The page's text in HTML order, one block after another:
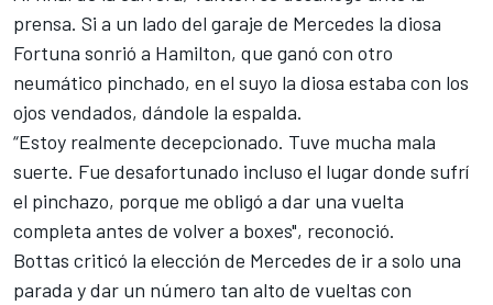
prensa. Si a un lado del garaje de Mercedes la diosa
Fortuna sonrió a Hamilton, que ganó con otro
neumático pinchado, en el suyo la diosa estaba con los
ojos vendados, dándole la espalda.
“Estoy realmente decepcionado. Tuve mucha mala
suerte. Fue desafortunado incluso el lugar donde sufrí
el pinchazo, porque me obligó a dar una vuelta
completa antes de volver a boxes", reconoció.
Bottas criticó la elección de Mercedes de ir a solo una
parada y dar un número tan alto de vueltas con